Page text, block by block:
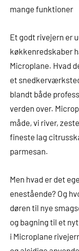
mange funktioner
Et godt rivejern er
køkkenredskaber
Microplane. Hvad
et
blandt både
verden over.
måde, vi river,
fineste lag
parmesan.
Men hvad er det
enestående? Og
døren til nye
og bagning til et
i Microplane